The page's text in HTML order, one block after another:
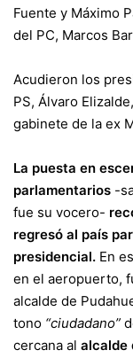
Fuente y Máximo
del PC, Marcos
Acudieron los
PS, Álvaro
gabinete de la ex
La puesta en
parlamentarios -
fue su vocero-
regresó al país
presidencial. En
en el aeropuerto,
alcalde de
tono “ciudadano”
cercana al alcalde